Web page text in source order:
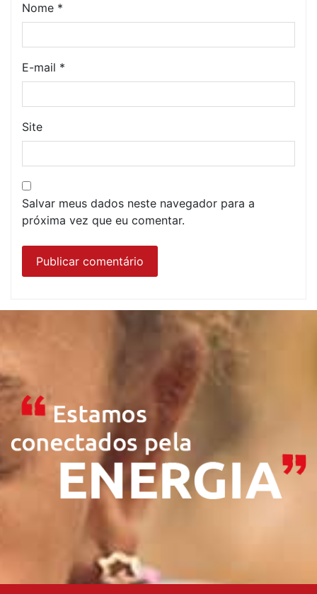
Nome *
E-mail *
Site
Salvar meus dados neste navegador para a
próxima vez que eu comentar.